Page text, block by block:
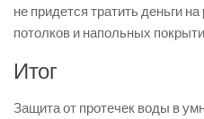
не придется тратить деньги
потолков и напольных
Итог
Защита от протечек воды в